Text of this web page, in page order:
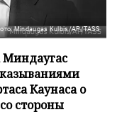
Mindaugas Kulbis/AP/TASS
Миндаугас
Каунаса о
стороны